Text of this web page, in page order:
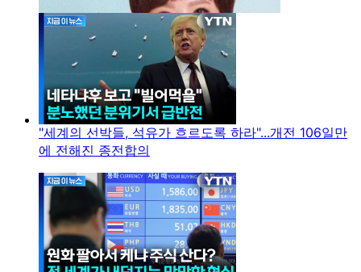
"세계의 선박들, 석유가 흐르도록 하라"...개전 106일만
에 전해진 종전합의